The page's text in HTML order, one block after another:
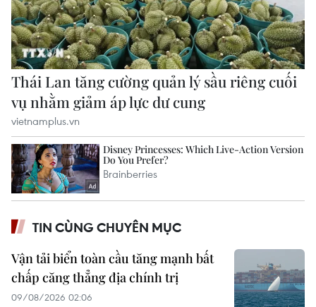
TIN CÙNG CHUYÊN MỤC
Vận tải biển toàn cầu tăng mạnh bất
chấp căng thẳng địa chính trị
09/08/2026 02:06